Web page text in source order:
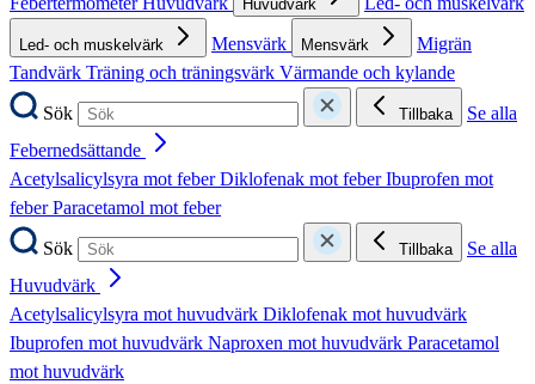
Huvudvärk
Led- och muskelvärk Mensvärk Mensvärk
Migrän
Tandvärk Träning och träningsvärk Värmande och kylande
Sök
Tillbaka
Se alla
Febernedsättande
Acetylsalicylsyra mot feberDiklofenak mot feberIbuprofen mot
feberParacetamol mot feber
Sök
Tillbaka
Se alla
Huvudvärk
Acetylsalicylsyra mot huvudvärk Diklofenak mot huvudvärk
Ibuprofen mot huvudvärk Naproxen mot huvudvärk Paracetamol
mot huvudvärk